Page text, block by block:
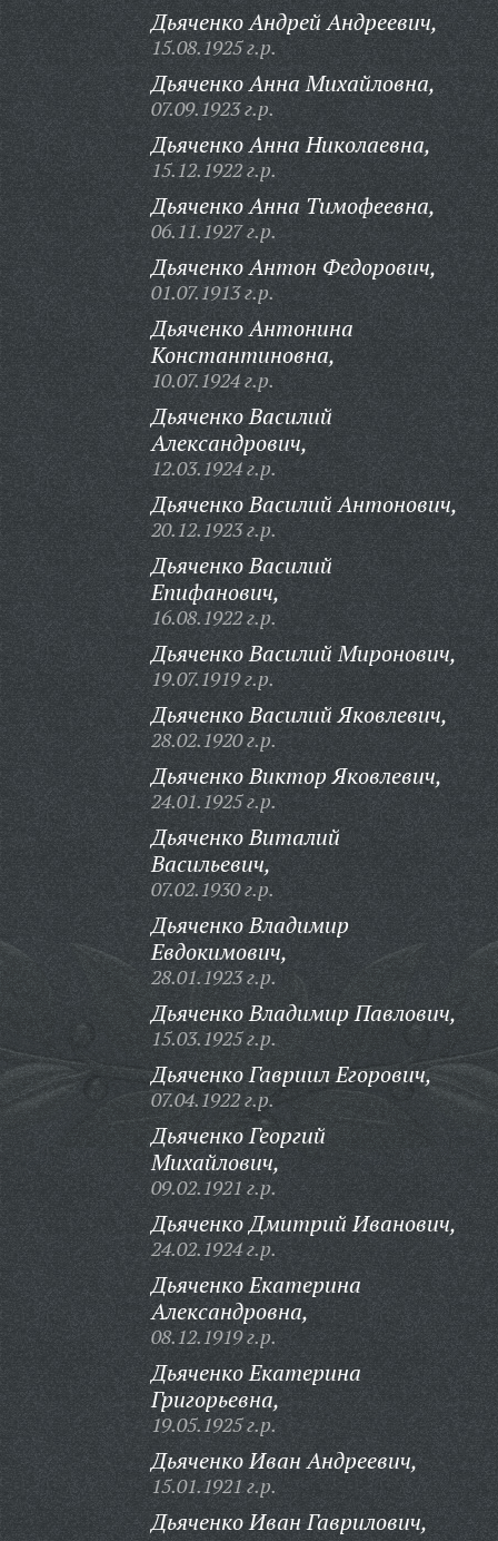
Дьяченко Андрей Андреевич,
15.08.1925 г.р.
Дьяченко Анна Михайловна,
07.09.1923 г.р.
Дьяченко Анна Николаевна,
15.12.1922 г.р.
Дьяченко Анна Тимофеевна,
06.11.1927 г.р.
Дьяченко Антон Федорович,
01.07.1913 г.р.
Дьяченко Антонина
Константиновна,
10.07.1924 г.р.
Дьяченко Василий
Александрович,
12.03.1924 г.р.
Дьяченко Василий Антонович,
20.12.1923 г.р.
Дьяченко Василий
Епифанович,
16.08.1922 г.р.
Дьяченко Василий Миронович,
19.07.1919 г.р.
Дьяченко Василий Яковлевич,
28.02.1920 г.р.
Дьяченко Виктор Яковлевич,
24.01.1925 г.р.
Дьяченко Виталий
Васильевич,
07.02.1930 г.р.
Дьяченко Владимир
Евдокимович,
28.01.1923 г.р.
Дьяченко Владимир Павлович,
15.03.1925 г.р.
Дьяченко Гавриил Егорович,
07.04.1922 г.р.
Дьяченко Георгий
Михайлович,
09.02.1921 г.р.
Дьяченко Дмитрий Иванович,
24.02.1924 г.р.
Дьяченко Екатерина
Александровна,
08.12.1919 г.р.
Дьяченко Екатерина
Григорьевна,
19.05.1925 г.р.
Дьяченко Иван Андреевич,
15.01.1921 г.р.
Дьяченко Иван Гаврилович,